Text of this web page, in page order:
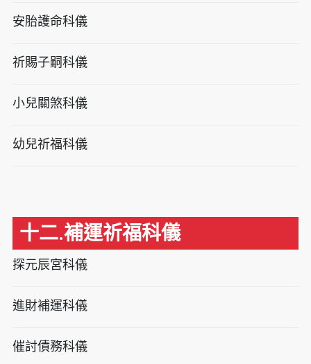
安胎護命科儀
祈賜子嗣科儀
小兒關煞科儀
幼兒祈福科儀
十二.補運祈福科儀
探元辰宮科儀
進財補運科儀
催討債務科儀